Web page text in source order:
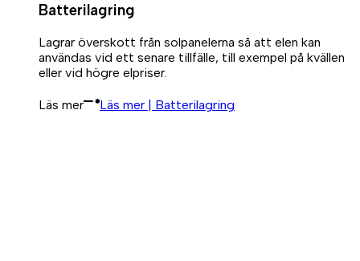
Batterilagring
Lagrar överskott från solpanelerna så att elen kan
användas vid ett senare tillfälle, till exempel på kvällen
eller vid högre elpriser.
Läs mer Läs mer | Batterilagring